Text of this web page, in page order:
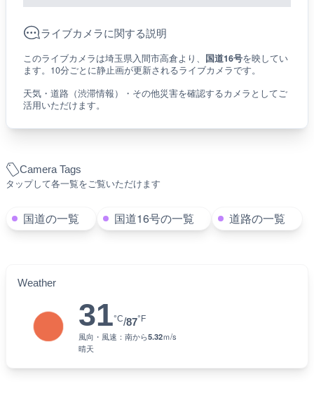
Camera Tags
タップして各一覧をご覧いただけます
国道の一覧 国道16号の一覧 道路の一覧
Weather
31°C/87°F
風向・風速： 南から5.32ｍ/s
晴天
ライブカメラに関する説明
このライブカメラは埼玉県入間市高倉より、 国道16号を映してい
ます。10分ごとに静止画が更新されるライブカメラです。
天気・道路（渋滞情報）・その他災害を確認するカメラとしてご
活用いただけます。